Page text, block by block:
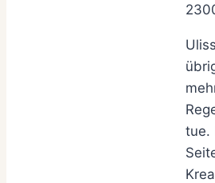
tue.